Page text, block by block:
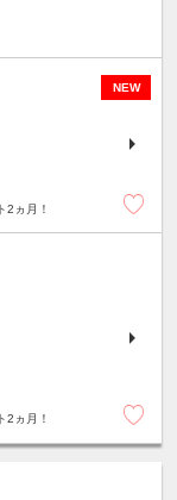
NEW
2ヵ月！
2ヵ月！